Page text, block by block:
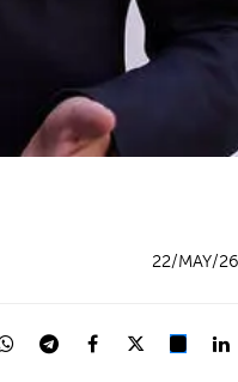
22/MAY/26